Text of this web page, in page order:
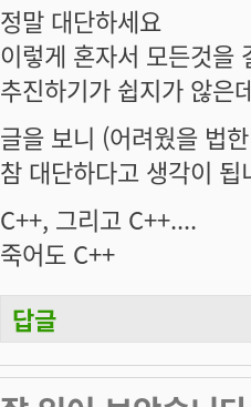
정말 대단하세요
이렇게 혼자서 모든것을
추진하기가 쉽지가 않은
글을 보니 (어려웠을 법
참 대단하다고 생각이 됩
C++, 그리고 C++....
죽어도 C++
답글